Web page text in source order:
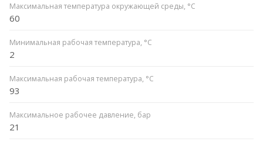
Максимальная температура окружающей среды, °С
60
Минимальная рабочая температура, °C
2
Максимальная рабочая температура, °C
93
Максимальное рабочее давление, бар
21